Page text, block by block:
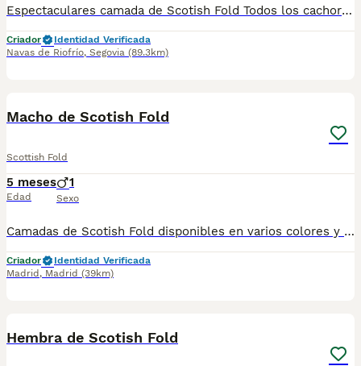
Espectaculares camada de Scotish Fold Todos los cachorritos se entregan con unos dos meses y medio de edad y sus vacunas correspondientes, desparasitados interna y externamente, con certificado de salud, y garantía tanto por enfermedad vírica como congénito genética. Posibilidad de entregar en toda España mediante transporte propio preparado para animales y con chofer privado. Los precios pueden variar según las características y morfología de cada cachorro. Añádenos al whats app o llámanos, y encantados atenderemos todas tus dudas y consultas. Teléfono / Whats app: 641 92 23 90
Criador
Identidad Verificada
Navas de Riofrío, Segovia (89.3km)
Macho de Scotish Fold
Scottish Fold
5 meses
Edad
1
Sexo
Camadas de Scotish Fold disponibles en varios colores y tonalidades. Machos y hembras. Criadores responsables y familiares. Se entregan a partir de 2 meses de edad y sus vacunas correspondientes, desparasitados. Todos los cachorros son descendientes de las mejores líneas nacionales. Se entregan en toda España con transporte de alta calidad preparado para animales, van en vehículo climatizado con chófer particular a cargo del comprador. Si tienes dudas o consultas sobre la raza, podemos resolver tus dudas por whats app ;) Abogamos por una cría nacional (no en países del este) en un ambiente familiar con personas con vocación en una cría ética y responsable, y que por encima de todo, aman a los animales Teléfono / Whats app: 641 92 23 90
Criador
Identidad Verificada
Madrid , Madrid (39km)
Hembra de Scotish Fold